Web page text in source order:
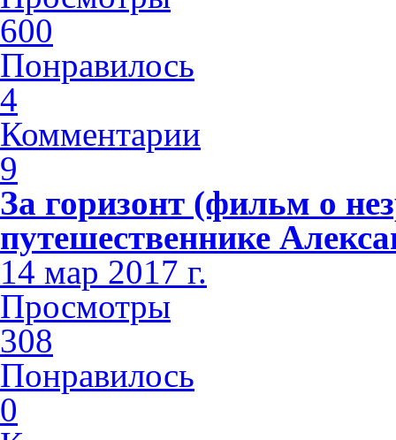
600
Понравилось
4
Комментарии
9
За горизонт (фильм о
путешественнике
14 мар 2017 г.
Просмотры
308
Понравилось
0